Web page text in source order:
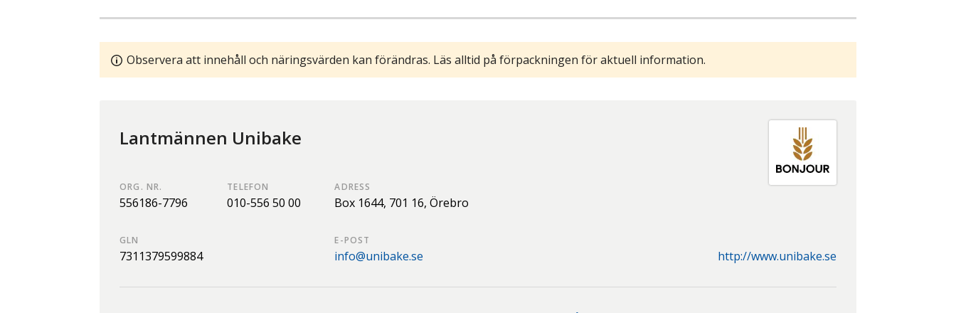
Observera att innehåll och näringsvärden kan förändras. Läs alltid på förpackningen för aktuell information.
Lantmännen Unibake
ORG. NR.
556186-7796
GLN
7311379599884
TELEFON
010-556 50 00
ADRESS
Box 1644, 701 16,Örebro
E-POST
info@unibake.se http://www.unibake.se